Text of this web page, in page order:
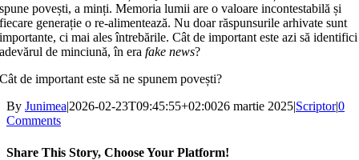
spune povești, a minți. Memoria lumii are o valoare incontestabilă și
fiecare generație o re-alimentează. Nu doar răspunsurile arhivate sunt
importante, ci mai ales întrebările. Cât de important este azi să identifici
adevărul de minciună, în erafake news?
Cât de important este să ne spunem povești?
By Junimea|2026-02-23T09:45:55+02:0026 martie 2025|Scriptor|0
Comments
Share This Story, Choose Your Platform!